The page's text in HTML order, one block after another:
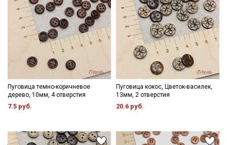
Пуговица темно-коричневое
дерево, 10мм, 4 отверстия
7.5 руб.
Пуговица кокос, Цветок-василек,
13мм, 2 отверстия
20.6 руб.